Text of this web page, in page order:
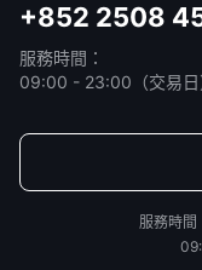
+852 2508
服務時間：
09:00 - 23:00（交易日
服務時間